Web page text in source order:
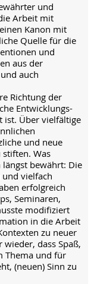
und
Arbeit mit
Kanon mit
Quelle für die
und
aus der
auch
Richtung der
Entwicklungs-
ist. Über vielfältige
und neue
stiften. Was
bewährt: Die
vielfach
erfolgreich
Seminaren,
modifiziert
in die Arbeit
zu neuer
dass Spaß,
Thema und für
(neuen) Sinn zu